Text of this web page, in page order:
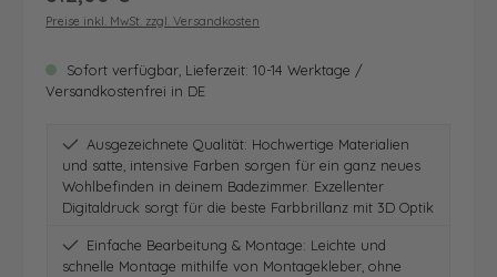
Preise inkl. MwSt. zzgl. Versandkosten
Sofort verfügbar, Lieferzeit: 10-14 Werktage /
Versandkostenfrei in DE
Ausgezeichnete Qualität: Hochwertige Materialien
und satte, intensive Farben sorgen für ein ganz neues
Wohlbefinden in deinem Badezimmer. Exzellenter
Digitaldruck sorgt für die beste Farbbrillanz mit 3D Optik
Einfache Bearbeitung & Montage: Leichte und
schnelle Montage mithilfe von Montagekleber, ohne